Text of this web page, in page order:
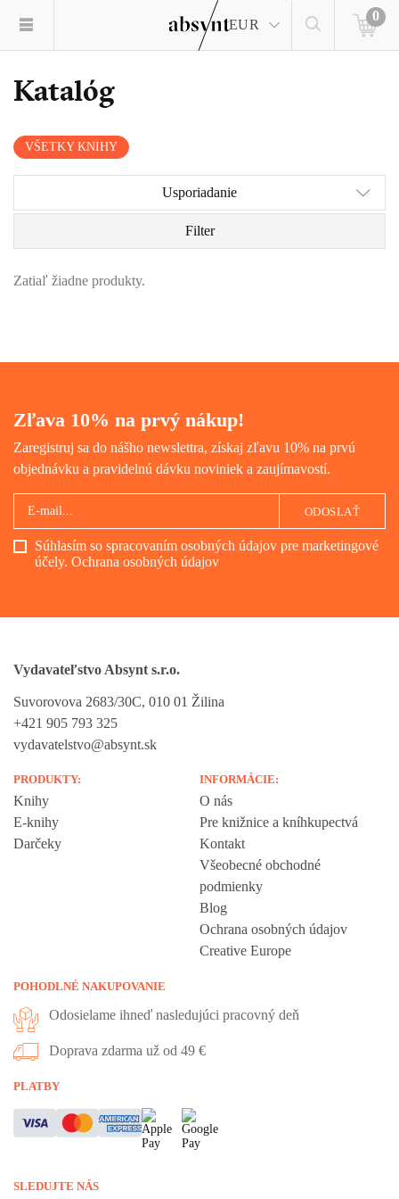
EUR
0
Katalóg
VŠETKY KNIHY
Usporiadanie
Filter
Zatiaľ žiadne produkty.
Zľava 10% na prvý nákup!
Zaregistruj sa do nášho newslettra, získaj zľavu 10% na prvú
objednávku a pravidelnú dávku noviniek a zaujímavostí.
Súhlasím so spracovaním osobných údajov pre marketingové
účely. Ochrana osobných údajov
ODOSLAŤ
Vydavateľstvo Absynt s.r.o.
Suvorovova 2683/30C, 010 01 Žilina
+421 905 793 325
vydavatelstvo@absynt.sk
PRODUKTY:
Knihy
E-knihy
Darčeky
INFORMÁCIE:
O nás
Pre knižnice a kníhkupectvá
Kontakt
Všeobecné obchodné
podmienky
Blog
Ochrana osobných údajov
Creative Europe
POHODLNÉ NAKUPOVANIE
Odosielame ihneď nasledujúci pracovný deň
Doprava zdarma už od 49 €
PLATBY
SLEDUJTE NÁS
Vážime si vaše súkromie
Táto stránka používa cookies, aby vám ponúkla skvelý zážitok z
prehliadania. Všetky dôležité informácie nájdete na stránke Cookies.
všetkých cookies, ktoré sa nachádzajú na tomto webe, môžete to